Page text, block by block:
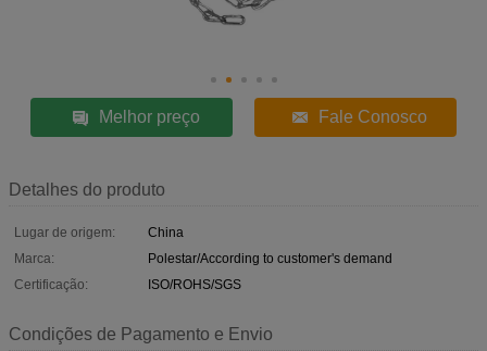
Melhor preço Fale Conosco
Detalhes do produto
Lugar de origem:
China
Marca:
Polestar/According to customer's demand
Certificação:
ISO/ROHS/SGS
Condições de Pagamento e Envio